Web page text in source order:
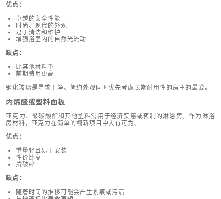
优点：
卓越的安全性能
时尚、现代的外观
易于清洁和维护
增强浴室内的自然光流动
缺点：
比其他材料重
前期费用更高
钢化玻璃是寻求干净、简约外观同时优先考虑长期耐用性的房主的最爱。
丙烯酸或塑料面板
亚克力、聚碳酸酯和其他塑料常用于经济实惠或预制的淋浴房。作为淋浴
房材料，亚克力在简单的翻新项目中大有可为。
优点：
重量轻且易于安装
性价比高
抗破碎
缺点：
随着时间的推移可能会产生划痕或污渍